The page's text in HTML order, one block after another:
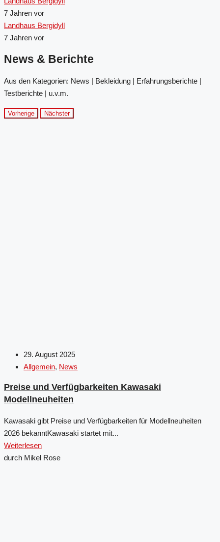
7 Jahren vor
Landhaus Bergidyll
7 Jahren vor
News & Berichte
Aus den Kategorien: News | Bekleidung | Erfahrungsberichte |
Testberichte | u.v.m.
Vorherige Nächster
29. August 2025
Allgemein, News
Preise und Verfügbarkeiten Kawasaki
Modellneuheiten
Kawasaki gibt Preise und Verfügbarkeiten für Modellneuheiten
2026 bekanntKawasaki startet mit...
Weiterlesen
durch Mikel Rose